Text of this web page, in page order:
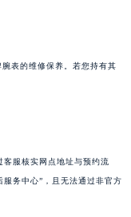
表的维修保养。若您持有其
服核实网点地址与预约流
务中心”，且无法通过非官方